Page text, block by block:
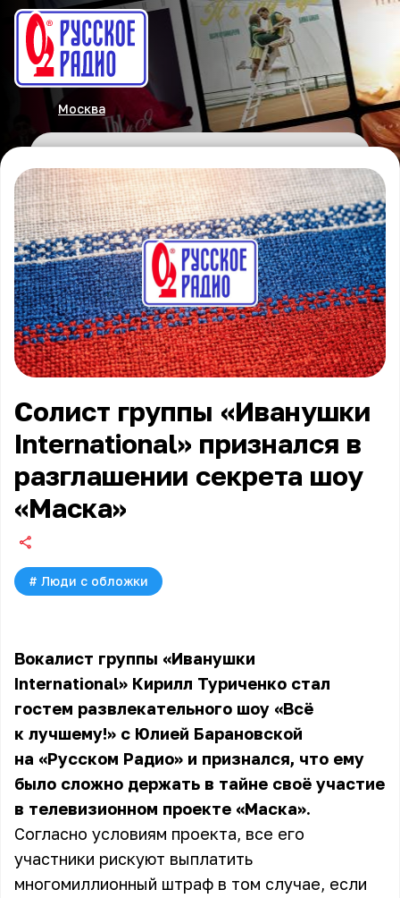
Москва
Солист группы «Иванушки
International» признался в
разглашении секрета шоу
«Маска»
# Люди с обложки
Вокалист группы «Иванушки
International» Кирилл Туриченко стал
гостем развлекательного шоу «Всё
к лучшему!» с Юлией Барановской
на «Русском Радио» и признался, что ему
было сложно держать в тайне своё участие
в телевизионном проекте «Маска».
Согласно условиям проекта, все его
участники рискуют выплатить
многомиллионный штраф в том случае, если